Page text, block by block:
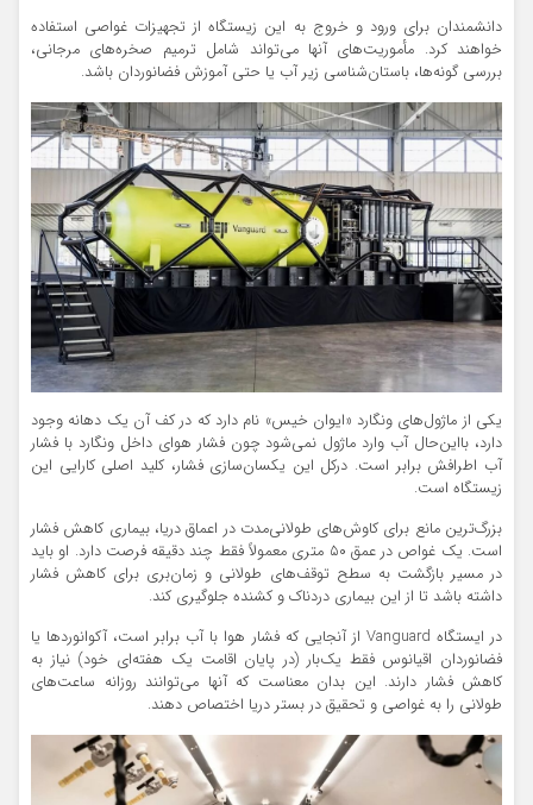
دانشمندان برای ورود و خروج به این زیستگاه از تجهیزات غواصی استفاده
خواهند کرد. مأموریت‌های آنها می‌تواند شامل ترمیم صخره‌های مرجانی،
بررسی گونه‌ها، باستان‌شناسی زیر آب یا حتی آموزش فضانوردان باشد.
یکی از ماژول‌های ونگارد «ایوان خیس» نام دارد که در کف آن یک دهانه وجود
دارد، بااین‌حال ‌آب وارد ماژول نمی‌شود چون فشار هوای داخل ونگارد با فشار
آب اطرافش برابر است. درکل این یکسان‌سازی فشار، کلید اصلی کارایی این
زیستگاه است.
بزرگ‌ترین مانع برای کاوش‌های طولانی‌مدت در اعماق دریا، بیماری کاهش فشار
است. یک غواص در عمق ۵۰ متری معمولاً فقط چند دقیقه فرصت دارد. او باید
در مسیر بازگشت به سطح توقف‌های طولانی و زمان‌بری برای کاهش فشار
داشته باشد تا از این بیماری دردناک و کشنده جلوگیری کند.
در ایستگاه Vanguard از آنجایی که فشار هوا با آب برابر است، آکوانوردها یا
فضانوردان اقیانوس فقط یک‌بار (در پایان اقامت یک هفته‌ای خود) نیاز به
کاهش فشار دارند. این بدان معناست که آنها می‌توانند روزانه ساعت‌های
طولانی را به غواصی و تحقیق در بستر دریا اختصاص دهند.